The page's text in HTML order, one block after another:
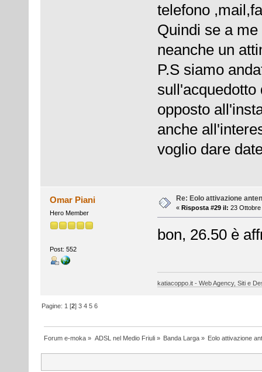
telefono
Quindi se a
neanche un
P.S siamo
opposto
anche
voglio dare
Omar Piani
Hero Member
Post: 552
Re: Eolo attivazione
« Risposta #29 il: 23
bon, 26.50 è
katiacoppo.it - Web Agency, Siti e
Pagine: 1 [2]3 4 5 6
Forum e-moka » ADSL nel Medio Friuli» Banda Larga» Eolo attivazione